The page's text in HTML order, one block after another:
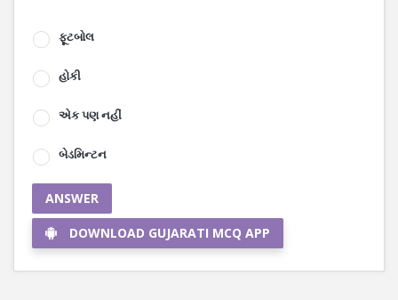
ફૂટબોલ
હોકી
એક પણ નહીં
બેડમિન્ટન
ANSWER
DOWNLOAD GUJARATI MCQ APP